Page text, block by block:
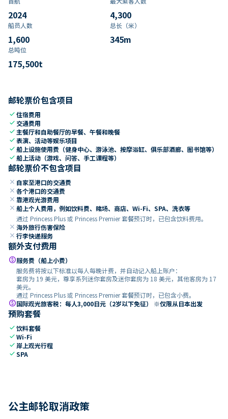
2024 4,300
船员人数
1,600
总长（米）
345m
总吨位
175,500t
邮轮票价包含项目
check住宿费用
check 交通费用
check 主餐厅和自助餐厅的早餐、午餐和晚餐
check表演、活动等娱乐项目
check船上设施使用费（健身中心、游泳池、按摩浴缸、俱乐部酒廊、图书馆等）
check船上活动（游戏、问答、手工课程等）
邮轮票价不包含项目
close 自家至港口的交通费
close 各个港口的交通费
close 靠港观光游费用
close 船上个人费用，例如饮料费、赌场、商店、Wi-Fi、SPA、洗衣等
通过 Princess Plus 或 Princess Premier 套餐预订时，已包含饮料费用。
close 海外旅行伤害保险
close 行李快递服务
额外支付费用
paid服务费（船上小费）
服务费将按以下标准以每人每晚计费，并自动记入船上账户：
套房为 19 美元，尊享系列迷你套房及迷你套房为 18 美元，其他客房为 17
美元。
通过 Princess Plus 或 Princess Premier 套餐预订时，已包含小费。
paid国际观光旅客税：每人3,000日元（2岁以下免征） ※仅限从日本出发
预购套餐
check饮料套餐
checkWi-Fi
check 岸上观光行程
checkSPA
公主邮轮取消政策